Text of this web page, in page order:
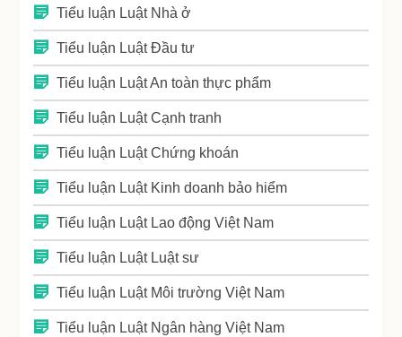
Tiểu luận Luật Nhà ở
Tiểu luận Luật Đầu tư
Tiểu luận Luật An toàn thực phẩm
Tiểu luận Luật Cạnh tranh
Tiểu luận Luật Chứng khoán
Tiểu luận Luật Kinh doanh bảo hiểm
Tiểu luận Luật Lao động Việt Nam
Tiểu luận Luật Luật sư
Tiểu luận Luật Môi trường Việt Nam
Tiểu luận Luật Ngân hàng Việt Nam